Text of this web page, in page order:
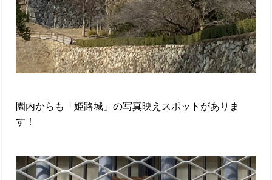
園内からも「姫路城」の写真映えスポットがありま
す！